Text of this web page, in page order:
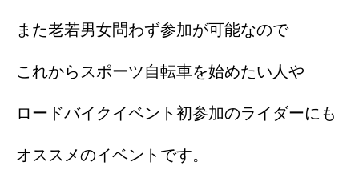
また老若男女問わず参加が可能なので
これからスポーツ自転車を始めたい人や
ロードバイクイベント初参加のライダーにも
オススメのイベントです。